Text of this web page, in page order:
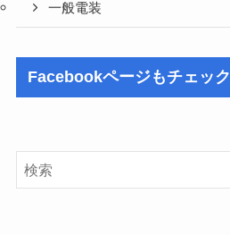
一般電装
Facebookページもチェック